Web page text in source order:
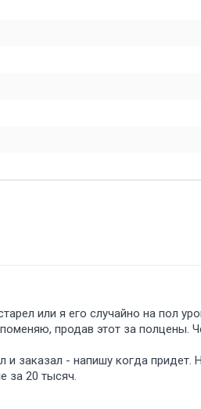
или я его случайно на пол
продав этот за полцены.
заказал - напишу когда придет.
за 20 тысяч.